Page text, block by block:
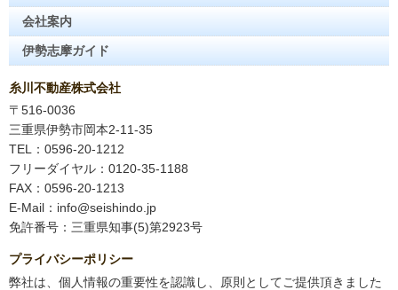
会社案内
伊勢志摩ガイド
糸川不動産株式会社
〒516-0036
三重県伊勢市岡本2-11-35
TEL：0596-20-1212
フリーダイヤル：0120-35-1188
FAX：0596-20-1213
E-Mail：info@seishindo.jp
免許番号：三重県知事(5)第2923号
プライバシーポリシー
弊社は、個人情報の重要性を認識し、原則としてご提供頂きました